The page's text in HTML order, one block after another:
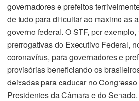
governadores e prefeitos
de tudo para dificultar ao máximo as
governo federal. O STF, por exemplo,
prerrogativas do Executivo Federal,
coronavírus, para governadores e
provisórias beneficiando os
deixadas para caducar no
Presidentes da Câmara e do Senado.